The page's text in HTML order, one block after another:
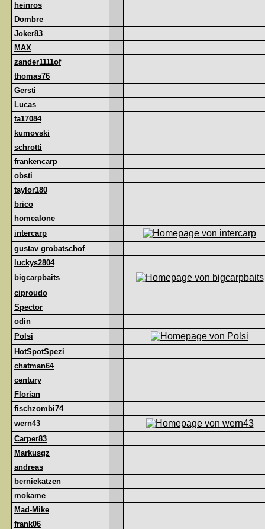
heinros
Dombre
Joker83
MAX
zander1111of
thomas76
Gersti
Lucas
ta17084
kumovski
schrotti
frankencarp
obsti
taylor180
brico
homealone
intercarp
gustav grobatschof
luckys2804
bigcarpbaits
ciproudo
Spector
odin
Polsi
HotSpotSpezi
chatman64
century
Florian
fischzombi74
wern43
Carper83
Markusgz
andreas
berniekatzen
mokame
Mad-Mike
frank06